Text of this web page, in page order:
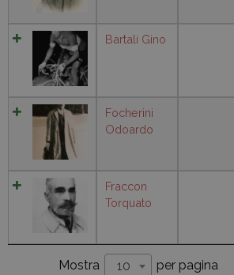
Bartali Gino
Focherini
Odoardo
Fraccon
Torquato
Mostra 10 per pagina